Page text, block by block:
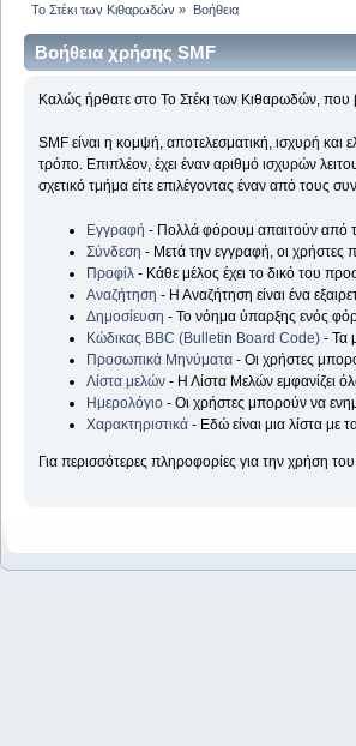
Το Στέκι των Κιθαρωδών » Βοήθεια
Βοήθεια χρήσης SMF
Καλώς ήρθατε στο Το Στέκι των Κιθαρωδών, που
SMF είναι η κομψή, αποτελεσματική, ισχυρή και
τρόπο. Επιπλέον, έχει έναν αριθμό ισχυρών
σχετικό τμήμα είτε επιλέγοντας έναν από τους
Εγγραφή - Πολλά φόρουμ απαιτούν από
Σύνδεση - Μετά την εγγραφή, οι χρήστες
Προφίλ - Κάθε μέλος έχει το δικό του
Αναζήτηση - Η Αναζήτηση είναι ένα
Δημοσίευση - Το νόημα ύπαρξης ενός
Κώδικας BBC (Bulletin Board Code) - Τα
Προσωπικά Μηνύματα - Οι χρήστες
Λίστα μελών - Η Λίστα Μελών εμφανίζει
Ημερολόγιο - Οι χρήστες μπορούν να
Χαρακτηριστικά - Εδώ είναι μια λίστα με
Για περισσότερες πληροφορίες για την χρήση